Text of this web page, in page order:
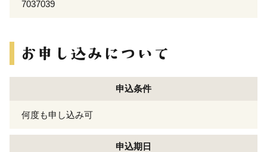
7037039
申込条件
何度も申し込み可
申込期日